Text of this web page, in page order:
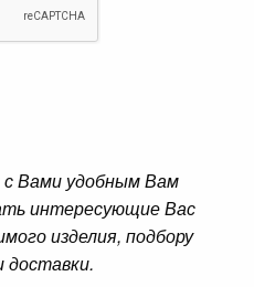
Вами удобным Вам
интересующие Вас
изделия, подбору
доставки.